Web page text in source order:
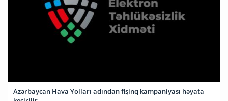
Azərbaycan Hava Yolları adından fişinq kampaniyası həyata